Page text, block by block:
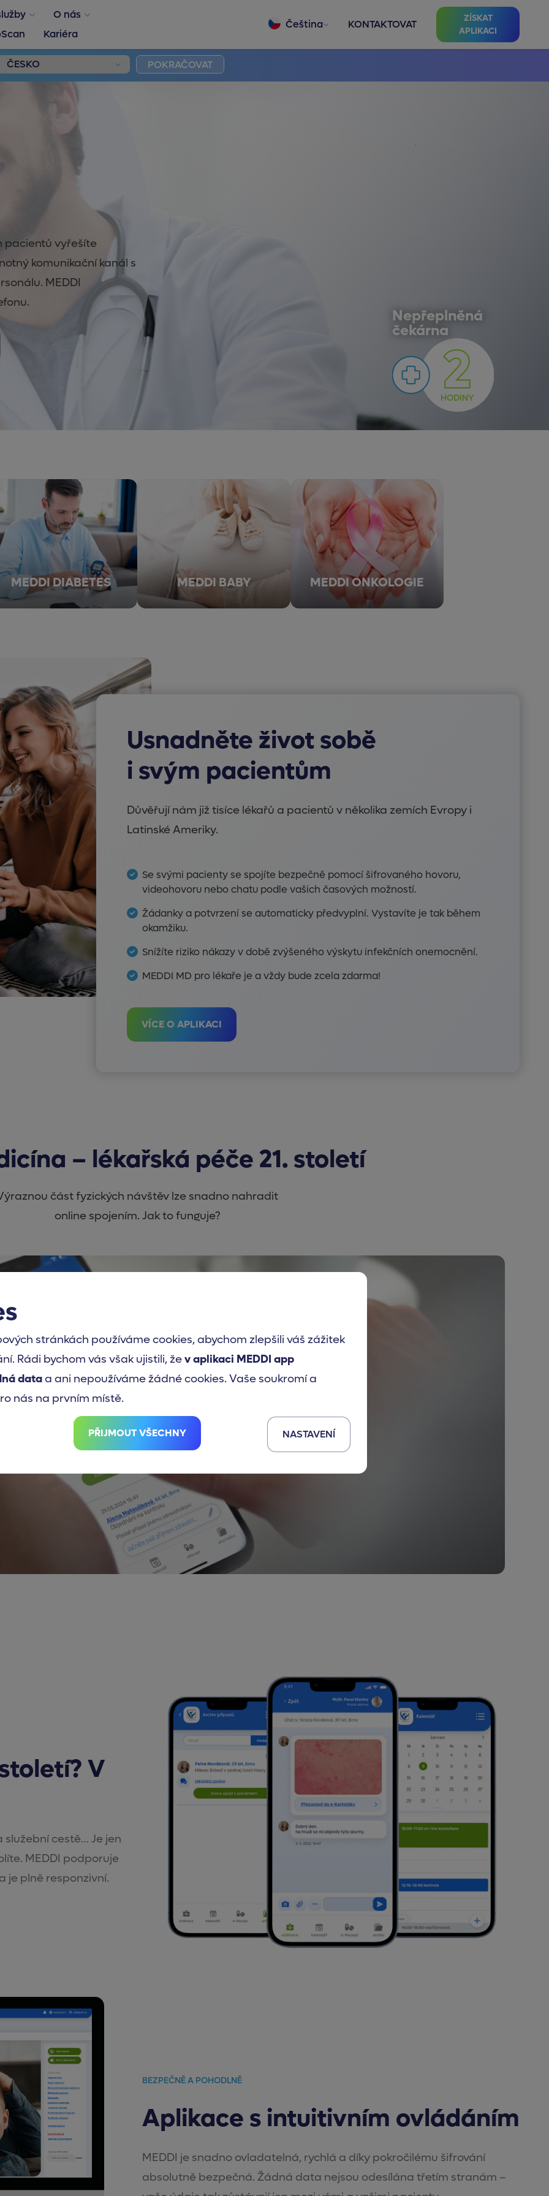
O nás
Kariéra
Čeština KONTAKTOVAT
ZÍSKAT
APLIKACI
POKRAČOVAT
pacientů vyřešíte
komunikační kanál s
MEDDI
Nepřeplněná
čekárna
2
HODINY
MEDDI DIABETES MEDDI BABY MEDDI ONKOLOGIE
Usnadněte život sobě
i svým pacientům
Důvěřují nám již tisíce lékařů a pacientů v několika zemích Evropy i
Latinské Ameriky.
Se svými pacienty se spojíte bezpečně pomocí šifrovaného hovoru,
videohovoru nebo chatu podle vašich časových možností.
Žádanky a potvrzení se automaticky předvyplní. Vystavíte je tak během
okamžiku.
Snížíte riziko nákazy v době zvýšeného výskytu infekčních onemocnění.
MEDDI MD pro lékaře je a vždy bude zcela zdarma!
VÍCE O APLIKACI
– lékařská péče 21. století
část fyzických návštěv lze snadno nahradit
online spojením. Jak to funguje?
V
cestě… Je jen
MEDDI podporuje
je plně responzivní.
BEZPEČNĚ A POHODLNĚ
Aplikace s intuitivním ovládáním
MEDDI je snadno ovladatelná, rychlá a díky pokročilému šifrování
absolutně bezpečná. Žádná data nejsou odesílána třetím stranám –
stránkách používáme cookies, abychom zlepšili váš zážitek
Rádi bychom vás však ujistili, žev aplikaci MEDDI app
dataa ani nepoužíváme žádné cookies. Vaše soukromí a
nás na prvním místě.
PŘIJMOUT VŠECHNY NASTAVENÍ